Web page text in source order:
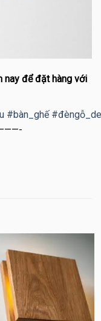
nay để đặt hàng với
#bàn_ghế #